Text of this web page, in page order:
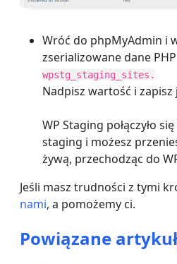
Wróć do phpMyAdmin i
zserializowane dane
wpstg_staging_sites.
Nadpisz wartość i zapisz
WP Staging połączyło
staging i możesz
żywą, przechodząc do
Jeśli masz trudności z tymi
nami, a pomożemy ci.
Powiązane